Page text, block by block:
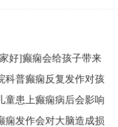
好]癫痫会给孩子带来
科普癫痫反复发作对孩
童患上癫痫病后会影响
痫发作会对大脑造成损